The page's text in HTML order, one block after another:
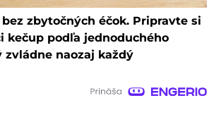
zbytočných éčok. Pripravte si
kečup podľa jednoduchého
zvládne naozaj každý